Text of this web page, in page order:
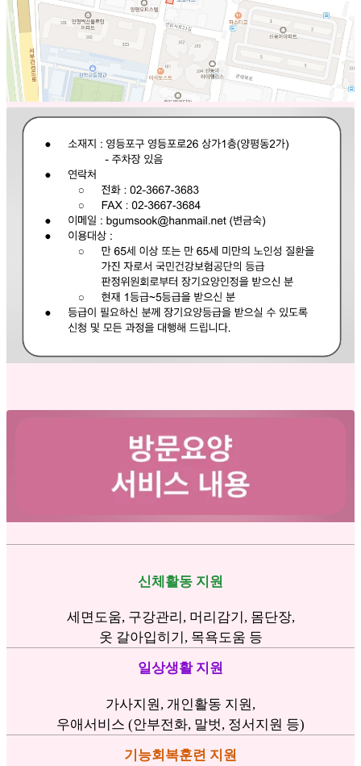
신체활동 지원
세면도움, 구강관리, 머리감기, 몸단장,
옷 갈아입히기, 목욕도움 등
일상생활 지원
가사지원, 개인활동 지원,
우애서비스 (안부전화, 말벗, 정서지원 등)
기능회복훈련 지원